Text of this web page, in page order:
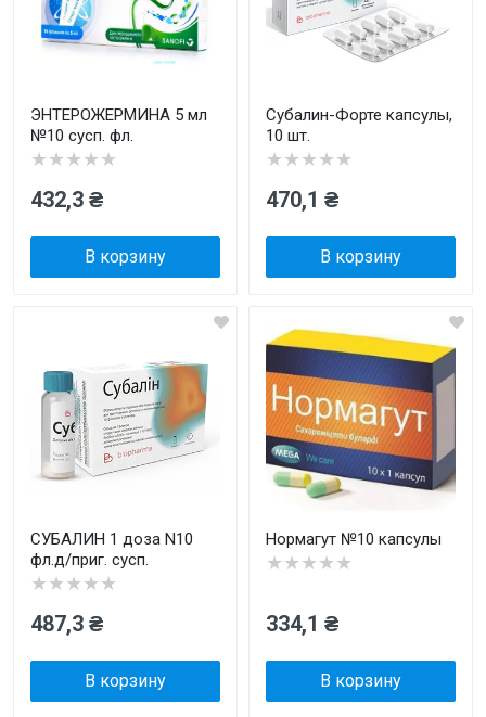
ЭНТЕРОЖЕРМИНА 5 мл
№10 сусп. фл.
★★★★★
432,3 ₴
В корзину
Субалин-Форте капсулы,
10 шт.
★★★★★
470,1 ₴
В корзину
СУБАЛИН 1 доза N10
фл.д/приг. сусп.
★★★★★
487,3 ₴
В корзину
Нормагут №10 капсулы
★★★★★
334,1 ₴
В корзину